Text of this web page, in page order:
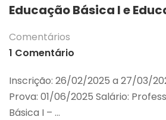
Educação Básica I e
Comentários
1 Comentário
Inscrição: 26/02/2025 a 27/03/
Prova: 01/06/2025 Salário:
Básica I – …